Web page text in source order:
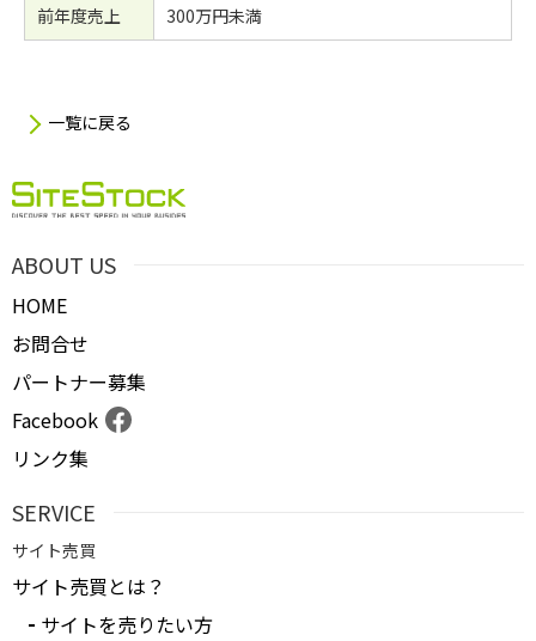
前年度売上
300万円未満
一覧に戻る
ABOUT US
HOME
お問合せ
パートナー募集
Facebook
リンク集
SERVICE
サイト売買
サイト売買とは？
サイトを売りたい方